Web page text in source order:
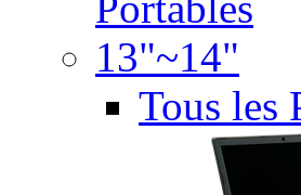
Tous les